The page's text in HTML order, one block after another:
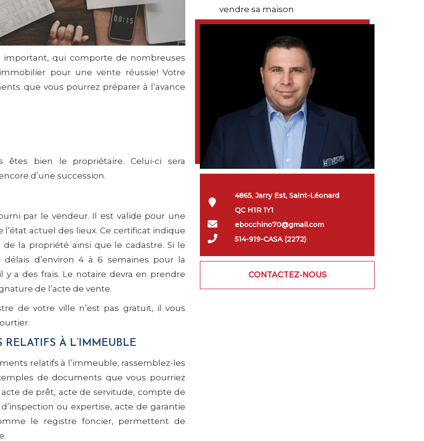
important, qui comporte de nombreuses
pour une vente réussie! Votre
que vous pourrez préparer à l’avance
bien le propriétaire. Celui-ci sera
d’une succession.
par le vendeur. Il est valide pour une
actuel des lieux. Ce certificat indique
la propriété ainsi que le cadastre. Si le
d’environ 4 à 6 semaines pour la
y a des frais. Le notaire devra en prendre
de l’acte de vente.
de votre ville n’est pas gratuit, il vous
À L’IMMEUBLE
relatifs à l’immeuble, rassemblez-les
de documents que vous pourriez
de prêt, acte de servitude, compte de
ou expertise, acte de garantie
le registre foncier, permettent de
vendre sa maison
4865, Jarry Est, Saint-Léonard
QC H1R 1Y1
ebocchino70@gmail.com
514-919-CASA (2272)
CONTACTEZ-NOUS